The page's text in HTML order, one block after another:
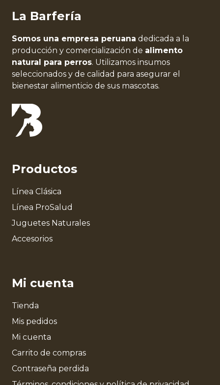
La Barfería
Somos una empresa peruana dedicada a la
producción y comercialización de alimento
natural para perros. Utilizamos insumos
seleccionados y de calidad para asegurar el
bienestar alimenticio de sus mascotas.
Productos
Línea Clásica
Línea ProSalud
Juguetes Naturales
Accesorios
Mi cuenta
Tienda
Mis pedidos
Mi cuenta
Carrito de compras
Contraseña perdida